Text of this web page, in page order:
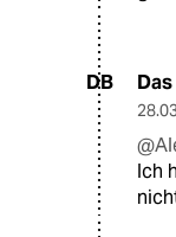
DB Das
Ich